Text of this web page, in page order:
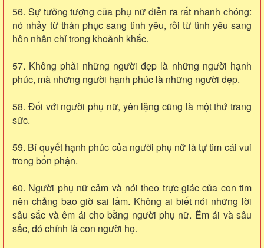
56. Sự tưởng tượng của phụ nữ diễn ra rất nhanh chóng:
nó nhảy từ thán phục sang tình yêu, rồi từ tình yêu sang
hôn nhân chỉ trong khoảnh khắc.
57. Không phải những người đẹp là những người hạnh
phúc, mà những người hạnh phúc là những người đẹp.
58. Đối với người phụ nữ, yên lặng cũng là một thứ trang
sức.
59. Bí quyết hạnh phúc của người phụ nữ là tự tìm cái vui
trong bổn phận.
60. Người phụ nữ cảm và nói theo trực giác của con tim
nên chẳng bao giờ sai lầm. Không ai biết nói những lời
sâu sắc và êm ái cho bằng người phụ nữ. Êm ái và sâu
sắc, đó chính là con người họ.